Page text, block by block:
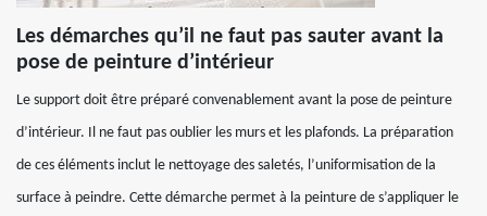
Les démarches qu’il ne faut pas sauter avant la
pose de peinture d’intérieur
Le support doit être préparé convenablement avant la pose de peinture
d’intérieur. Il ne faut pas oublier les murs et les plafonds. La préparation
de ces éléments inclut le nettoyage des saletés, l’uniformisation de la
surface à peindre. Cette démarche permet à la peinture de s’appliquer le